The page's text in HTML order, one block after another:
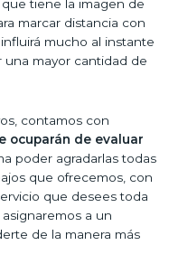
tiene la imagen de
marcar distancia con
mucho al instante
una mayor cantidad de
contamos con
ocuparán de evaluar
poder agradarlas todas
que ofrecemos, con
que desees toda
a un
de la manera más